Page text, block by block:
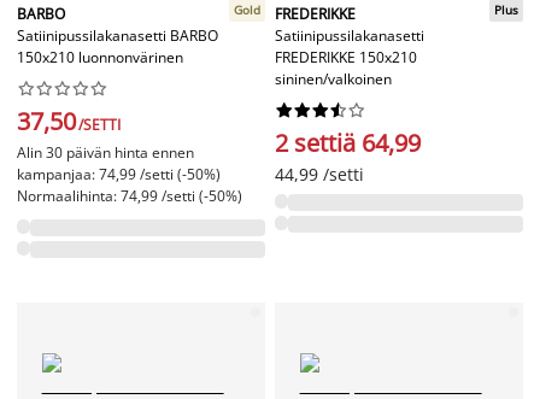
BARBO
Satiinipussilakanasetti BARBO
150x210 luonnonvärinen
Gold






37,50/SETTI
Alin 30 päivän hinta ennen
kampanjaa: 74,99 /setti (-50%)
Normaalihinta: 74,99 /setti (-50%)
FREDERIKKE
Satiinipussilakanasetti
FREDERIKKE 150x210
sininen/valkoinen
Plus






2 settiä 64,99
44,99 /setti